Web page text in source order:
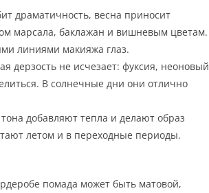
драматичность, весна приносит
марсала, баклажан и вишневым цветам.
линиями макияжа глаз.
дерзость не исчезает: фуксия, неоновый
В солнечные дни они отлично
добавляют тепла и делают образ
летом и в переходные периоды.
помада может быть матовой,